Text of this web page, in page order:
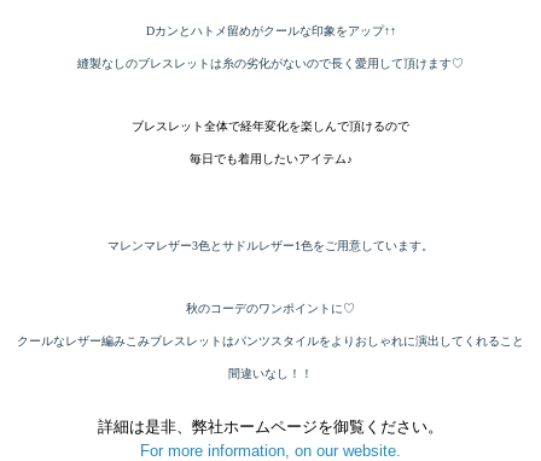
Dカンとハトメ留めがクールな印象をアップ↑↑
縫製なしのブレスレットは糸の劣化がないので長く愛用して頂けます♡
ブレスレット全体で経年変化を楽しんで頂けるので
毎日でも着用したいアイテム♪
マレンマレザー3色とサドルレザー1色をご用意しています。
秋のコーデのワンポイントに♡
クールなレザー編みこみブレスレットはパンツスタイルをよりおしゃれに演出してくれること
間違いなし！！
詳細は是非、弊社ホームページを御覧ください。
For more information, on our website.